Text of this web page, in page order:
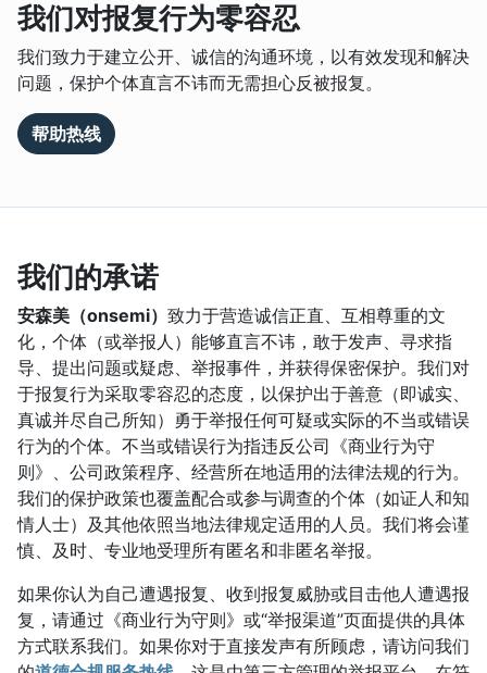
我们对报复行为零容忍
我们致力于建立公开、诚信的沟通环境，以有效发现和解决
问题，保护个体直言不讳而无需担心反被报复。
帮助热线
我们的承诺
安森美（onsemi） 致力于营造诚信正直、互相尊重的文
化，个体（或举报人）能够直言不讳，敢于发声、寻求指
导、提出问题或疑虑、举报事件，并获得保密保护。我们对
于报复行为采取零容忍的态度，以保护出于善意（即诚实、
真诚并尽自己所知）勇于举报任何可疑或实际的不当或错误
行为的个体。不当或错误行为指违反公司《商业行为守
则》、公司政策程序、经营所在地适用的法律法规的行为。
我们的保护政策也覆盖配合或参与调查的个体（如证人和知
情人士）及其他依照当地法律规定适用的人员。我们将会谨
慎、及时、专业地受理所有匿名和非匿名举报。
如果你认为自己遭遇报复、收到报复威胁或目击他人遭遇报
复，请通过《商业行为守则》或“举报渠道”页面提供的具体
方式联系我们。如果你对于直接发声有所顾虑，请访问我们